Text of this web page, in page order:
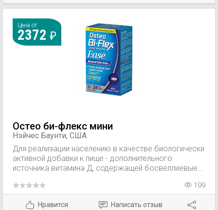
Цена от
2372
Остео би-флекс мини
Нэйчес Баунти, США
Для реализации населению в качестве биологически
активной добавки к пище - дополнительного
источника витамина Д, содержащей босвеллиевые
199
Нравится Написать отзыв